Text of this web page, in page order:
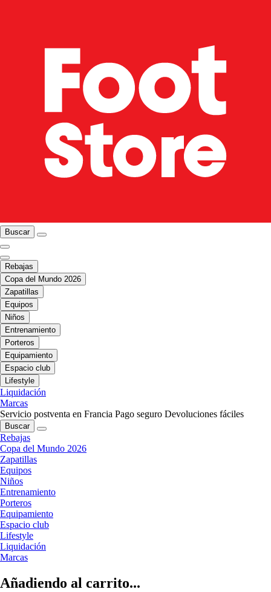
Buscar
Rebajas
Copa del Mundo 2026
Zapatillas
Equipos
Niños
Entrenamiento
Porteros
Equipamiento
Espacio club
Lifestyle
Liquidación
Marcas
Servicio postventa en Francia Pago seguro Devoluciones fáciles
Buscar
Rebajas
Copa del Mundo 2026
Zapatillas
Equipos
Niños
Entrenamiento
Porteros
Equipamiento
Espacio club
Lifestyle
Liquidación
Marcas
Añadiendo al carrito...